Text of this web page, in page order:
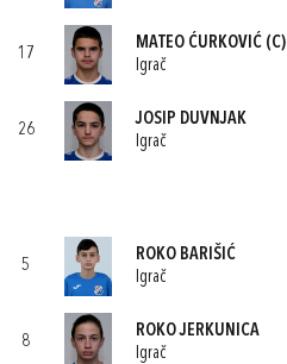
17
MATEO ĆURKOVIĆ(C)
Igrač
26
JOSIP DUVNJAK
Igrač
5
ROKO BARIŠIĆ
Igrač
8
ROKO JERKUNICA
Igrač